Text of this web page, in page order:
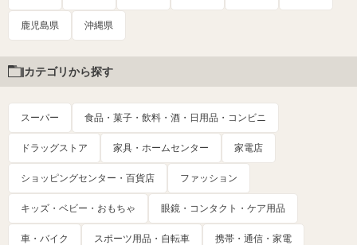
鹿児島県 沖縄県
カテゴリから探す
スーパー 食品・菓子・飲料・酒・日用品・コンビニ
ドラッグストア 家具・ホームセンター 家電店
ショッピングセンター・百貨店 ファッション
キッズ・ベビー・おもちゃ 眼鏡・コンタクト・ケア用品
車・バイク スポーツ用品・自転車 携帯・通信・家電